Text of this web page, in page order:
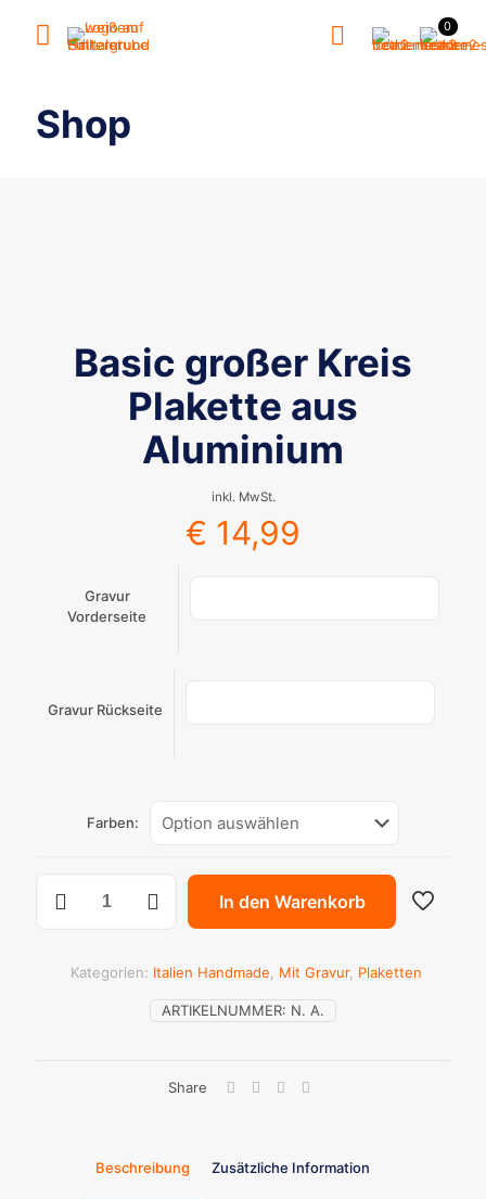
0
Shop
Basic großer Kreis
Plakette aus
Aluminium
inkl. MwSt.
€ 14,99
Gravur
Vorderseite
Gravur Rückseite
Farben:
Aluminium
In den Warenkorb
ARTIKELNUMMER: N. A.
Kategorien: Italien Handmade Mit Gravur, Plaketten
Share
Beschreibung Zusätzliche Information